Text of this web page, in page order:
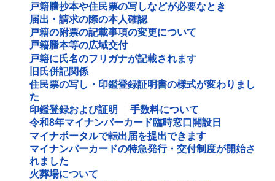
戸籍謄抄本や住民票の写しなどが必要なとき
届出・請求の際の本人確認
戸籍の附票の記載事項の変更について
戸籍謄本等の広域交付
戸籍に氏名のフリガナが記載されます
旧氏併記関係
住民票の写し・印鑑登録証明書の様式が変わりまし
た
印鑑登録および証明
手数料について
令和8年マイナンバーカード臨時窓口開設日
マイナポータルで転出届を提出できます
マイナンバーカードの特急発行・交付制度が開始さ
れました
火葬場について